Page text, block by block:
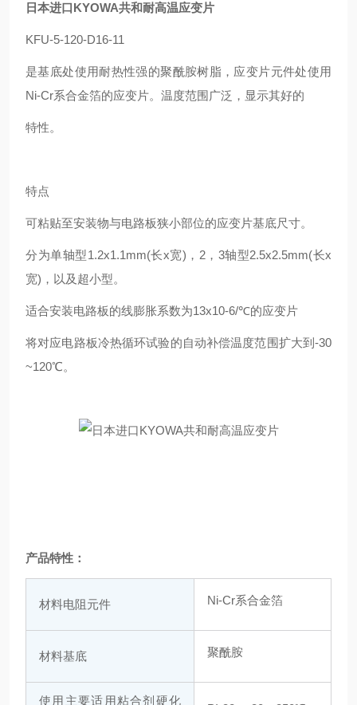
日本进口KYOWA共和耐高温应变片
KFU-5-120-D16-11
是基底处使用耐热性强的聚酰胺树脂，应变片元件处使用
Ni-Cr系合金箔的应变片。温度范围广泛，显示其好的
特性。
特点
可粘贴至安装物与电路板狭小部位的应变片基底尺寸。
分为单轴型1.2x1.1mm(长x宽)，2，3轴型2.5x2.5mm(长x
宽)，以及超小型。
适合安装电路板的线膨胀系数为13x10-6/℃的应变片
将对应电路板冷热循环试验的自动补偿温度范围扩大到-30
~120℃。
产品特性：
材料电阻元件 Ni-Cr系合金箔
材料基底 聚酰胺
使用主要适用粘合剂硬化